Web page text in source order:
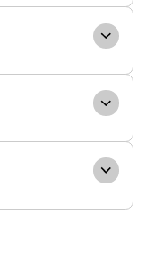
계까지 5단계 로드
지능에 필적하
대로의 이행을 의
능력, 암묵적 지식,
성되어 있습니다.
체나 정교한 신체
인 부분에서는
니다.
노이드 로봇은 가
적용되려는 시
등 물리적 한계
다. 인간 두뇌의
이 인간 수준에 도
리적 조작 능력인
은 지도 학습, 비지
으로 발전하고 있
칙 주입, 논리적
사슬(CoT)', 특정
모델의 크기가 일
에는 없던 능력이
수영하는 것이 인